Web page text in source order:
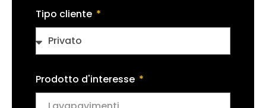
Tipo cliente
Prodotto d'interesse